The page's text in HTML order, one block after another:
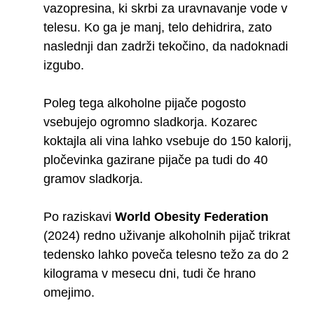
vazopresina, ki skrbi za uravnavanje vode v
telesu. Ko ga je manj, telo dehidrira, zato
naslednji dan zadrži tekočino, da nadoknadi
izgubo.
Poleg tega alkoholne pijače pogosto
vsebujejo ogromno sladkorja. Kozarec
koktajla ali vina lahko vsebuje do 150 kalorij,
pločevinka gazirane pijače pa tudi do 40
gramov sladkorja.
Po raziskaviWorld Obesity Federation
(2024) redno uživanje alkoholnih pijač trikrat
tedensko lahko poveča telesno težo za do 2
kilograma v mesecu dni, tudi če hrano
omejimo.